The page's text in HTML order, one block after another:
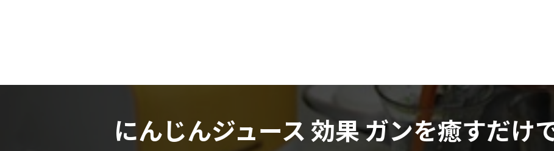
にんじんジュース 効果 ガンを癒すだけ